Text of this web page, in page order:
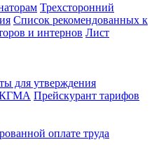
Трехсторонний
Список рекомендованных к
и интернов Лист
для утверждения
КГМА Прейскурант тарифов
оплате труда